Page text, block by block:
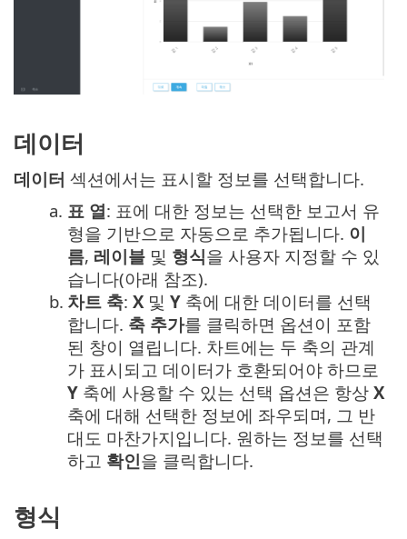
데이터
데이터 섹션에서는 표시할 정보를 선택합니다.
a. 표 열: 표에 대한 정보는 선택한 보고서 유
형을 기반으로 자동으로 추가됩니다. 이
름, 레이블 및 형식을 사용자 지정할 수 있
습니다(아래 참조).
b. 차트 축: X및 Y 축에 대한 데이터를 선택
합니다. 축 추가를 클릭하면 옵션이 포함
된 창이 열립니다. 차트에는 두 축의 관계
가 표시되고 데이터가 호환되어야 하므로
Y 축에 사용할 수 있는 선택 옵션은 항상 X
축에 대해 선택한 정보에 좌우되며, 그 반
대도 마찬가지입니다. 원하는 정보를 선택
하고 확인을 클릭합니다.
형식